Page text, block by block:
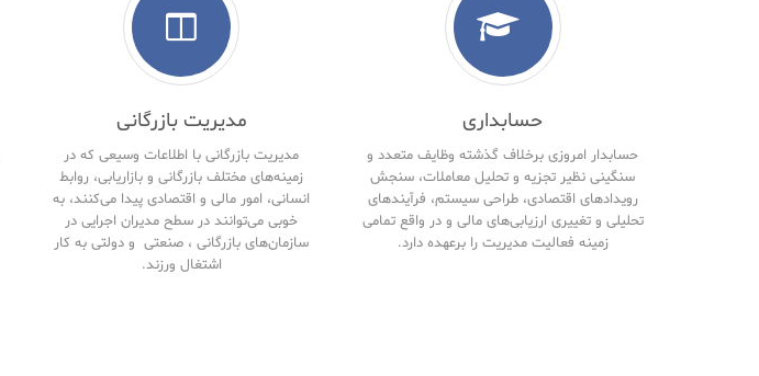
حسابداری
حسابدار امروزی برخلاف گذشته وظایف متعدد و
سنگینی نظیر تجزیه و تحلیل معاملات، سنجش
رویدادهای اقتصادی، طراحی سیستم، فرآیندهای
تحلیلی و تغییری ارزیابی‌های مالی و در واقع تمامی
زمینه فعالیت مدیریت را برعهده دارد.
مدیریت بازرگانی
مدیریت بازرگانی با اطلاعات وسیعی که در
زمینه‌های مختلف بازرگانی و بازاریابی، روابط
انسانی، امور مالی و اقتصادی پیدا می‌کنند، به
خوبی می‌توانند در سطح مدیران اجرایی در
سازمان‌های بازرگانی ، صنعتی و دولتی به کار
اشتغال ورزند.